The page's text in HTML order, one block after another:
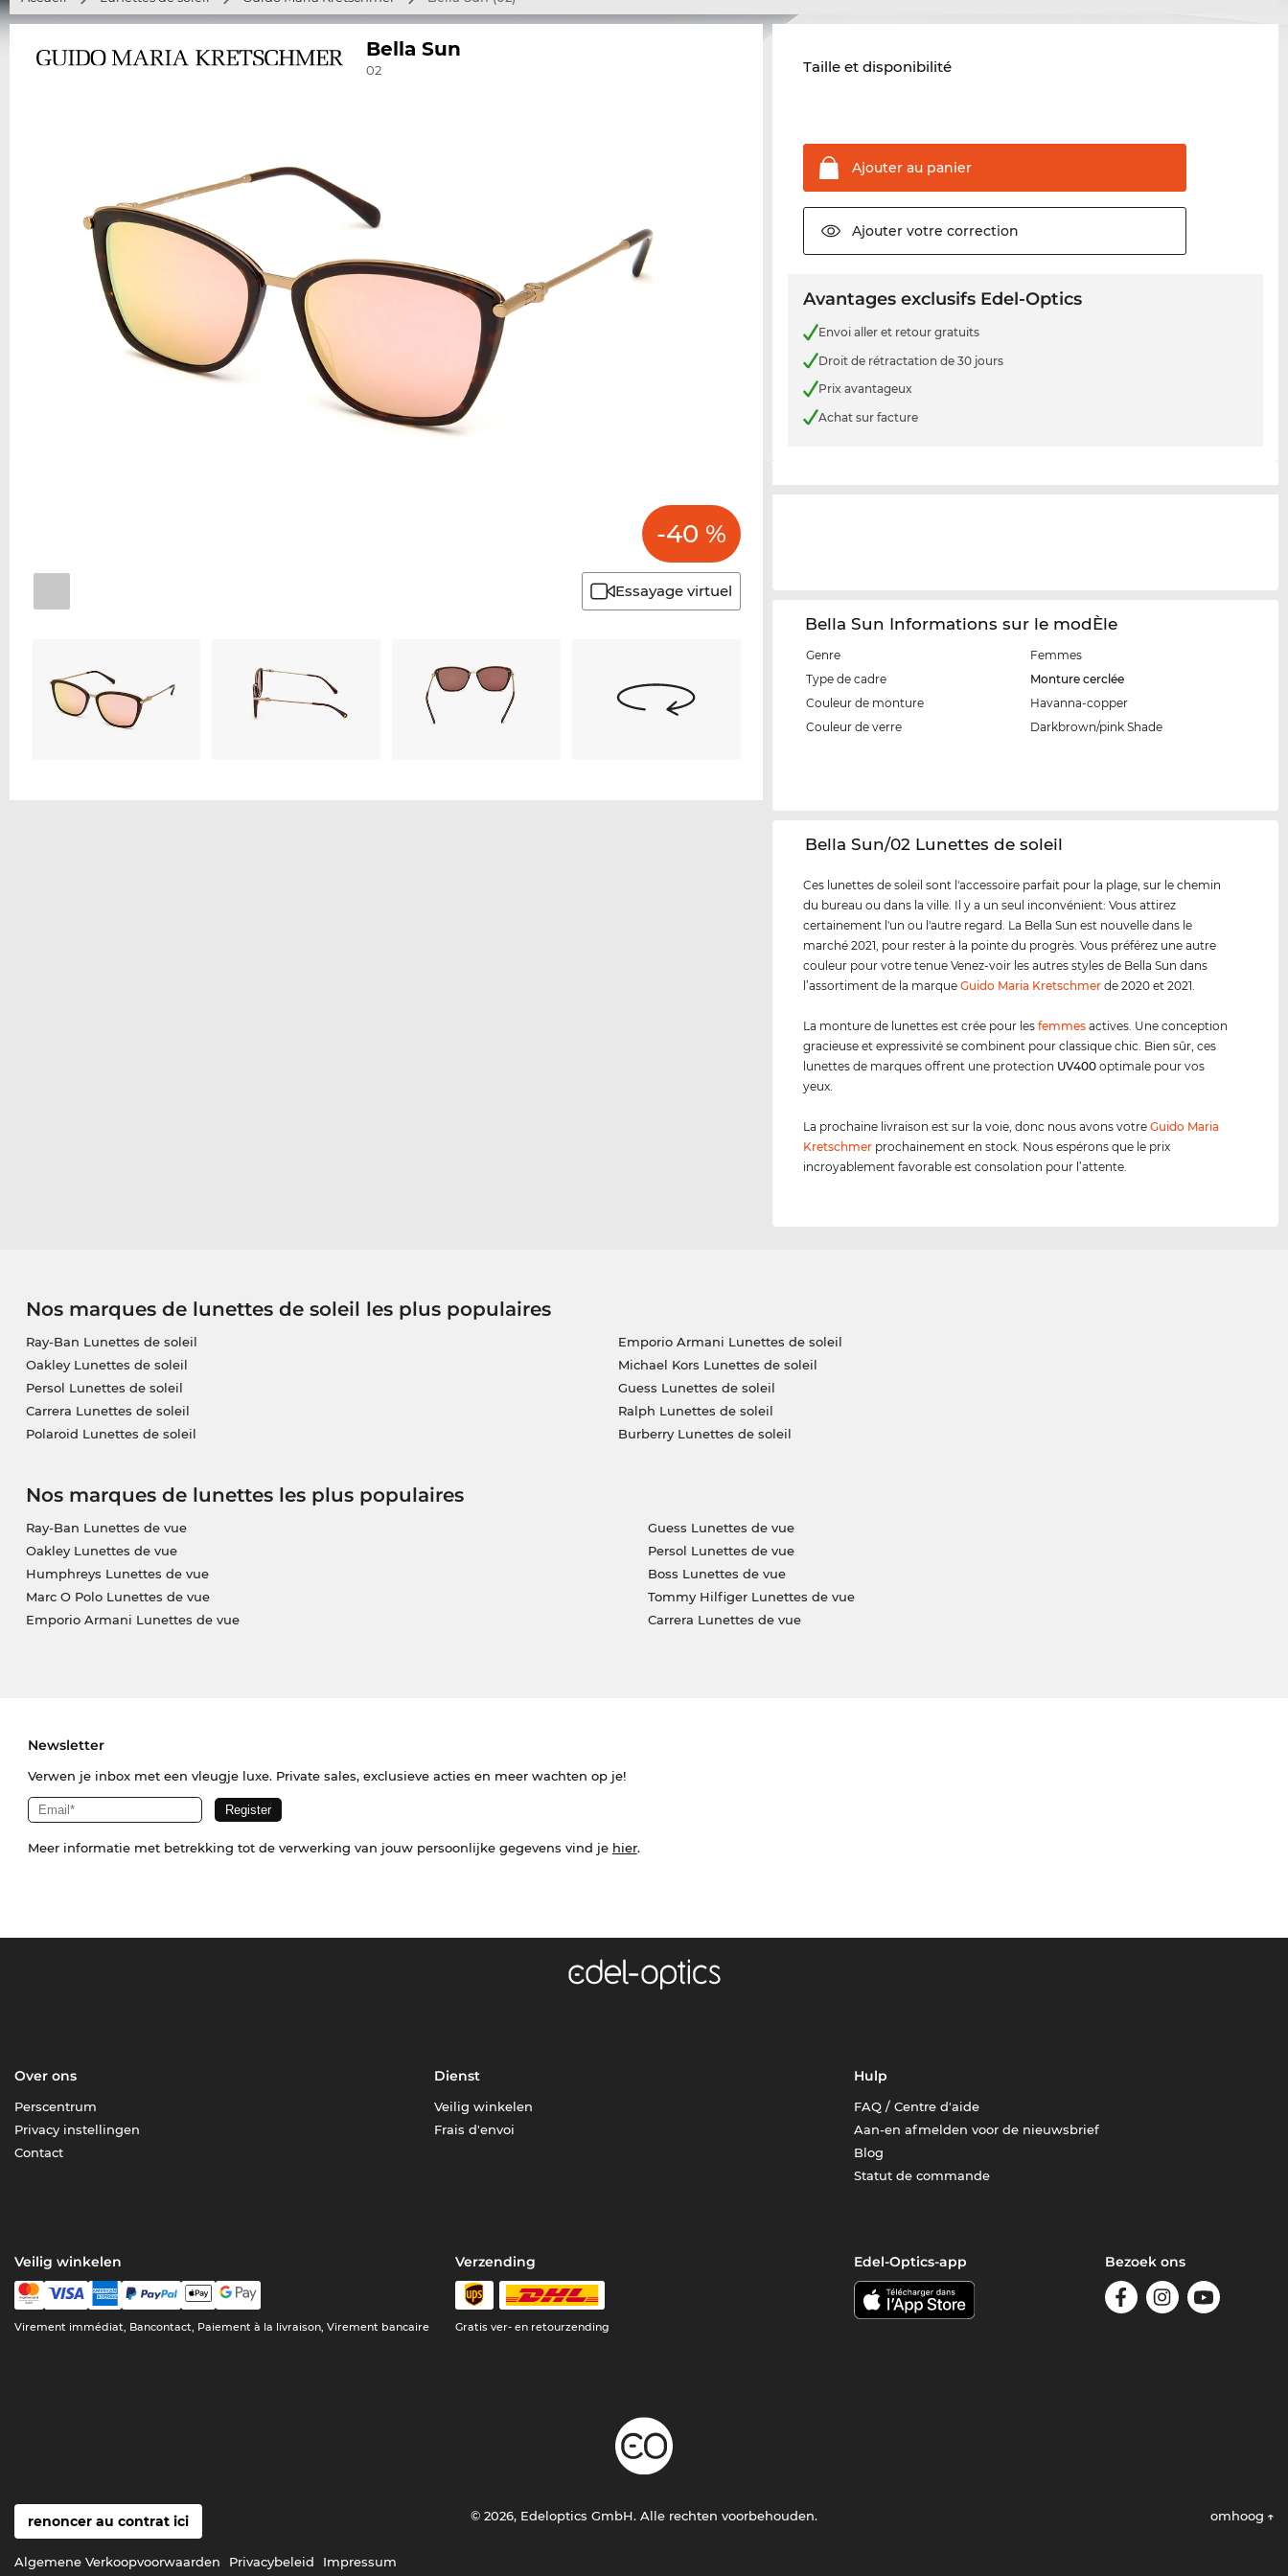
Bella Sun
02
-40 %
Essayage virtuel
Taille et disponibilité
Ajouter au panier
Ajouter votre correction
Avantages exclusifs Edel-Optics
Envoi aller et retour gratuits
Droit de rétractation de 30 jours
Prix avantageux
Achat sur facture
Bella Sun Informations sur le modÈle
Genre
Femmes
Type de cadre
Monture cerclée
Couleur de monture
Havanna-copper
Couleur de verre
Darkbrown/pink Shade
‌Bella Sun/02 Lunettes de soleil
Ces lunettes de soleil sont l'accessoire parfait pour la plage, sur le chemin
du bureau ou dans la ville. Il y a un seul inconvénient: Vous attirez
certainement l'un ou l'autre regard. La Bella Sun est nouvelle dans le
marché 2021, pour rester à la pointe du progrès. Vous préférez une autre
couleur pour votre tenue Venez-voir les autres styles de Bella Sun dans
l’assortiment de la marqueGuido Maria Kretschmer de 2020 et 2021.
La monture de lunettes est crée pour lesfemmes actives. Une conception
gracieuse et expressivité se combinent pour classique chic. Bien sûr, ces
lunettes de marques offrent une protection UV400 optimale pour vos
yeux.
La prochaine livraison est sur la voie, donc nous avons votreGuido Maria
Kretschmer prochainement en stock. Nous espérons que le prix
incroyablement favorable est consolation pour l’attente.
Nos marques de lunettes de soleil les plus populaires
Ray-Ban Lunettes de soleil
Oakley Lunettes de soleil
Persol Lunettes de soleil
Carrera Lunettes de soleil
Polaroid Lunettes de soleil
Emporio Armani Lunettes de soleil
Michael Kors Lunettes de soleil
Guess Lunettes de soleil
Ralph Lunettes de soleil
Burberry Lunettes de soleil
Nos marques de lunettes les plus populaires
Ray-Ban Lunettes de vue
Oakley Lunettes de vue
Humphreys Lunettes de vue
Marc O Polo Lunettes de vue
Emporio Armani Lunettes de vue
Guess Lunettes de vue
Persol Lunettes de vue
Boss Lunettes de vue
Tommy Hilfiger Lunettes de vue
Carrera Lunettes de vue
Newsletter
Verwen je inbox met een vleugje luxe. Private sales, exclusieve acties en meer wachten op je!
Meer informatie met betrekking tot de verwerking van jouw persoonlijke gegevens vind je hier.
Over ons
Perscentrum
Privacy instellingen
Contact
Dienst
Veilig winkelen
Frais d'envoi
Hulp
FAQ / Centre d'aide
Aan-en afmelden voor de nieuwsbrief
Blog
Statut de commande
Veilig winkelen
Virement immédiat, Bancontact, Paiement à la livraison, Virement bancaire
Verzending
Gratis ver- en retourzending
Edel-Optics-app Bezoek ons
renoncer au contrat ici
Algemene Verkoopvoorwaarden Privacybeleid Impressum
© 2026, Edeloptics GmbH. Alle rechten voorbehouden. omhoog